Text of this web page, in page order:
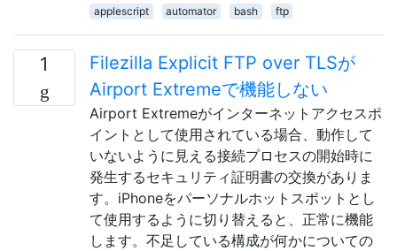
applescript automator bash ftp
1
Filezilla Explicit FTP over TLSが
Airport Extremeで機能しない
Airport Extremeがインターネットアクセスポ
イントとして使用されている場合、動作して
いないように見える接続プロセスの開始時に
発生するセキュリティ証明書の交換がありま
す。iPhoneをパーソナルホットスポットとし
て使用するように切り替えると、正常に機能
します。不足している構成が何かについての